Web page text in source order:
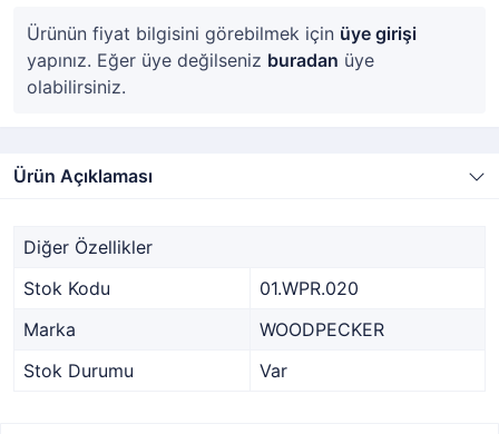
Ürünün fiyat bilgisini görebilmek için üye girişi
yapınız. Eğer üye değilseniz buradan üye
olabilirsiniz.
Ürün Açıklaması
Diğer Özellikler
Stok Kodu
01.WPR.020
Marka
WOODPECKER
Stok Durumu
Var